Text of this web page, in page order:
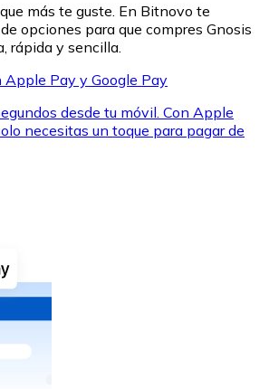
con efectivo en tu tienda más
más te guste. En Bitnovo te
opciones para que compres Gnosis
rápida y sencilla.
Apple Pay y Google Pay
desde tu móvil. Con Apple
necesitas un toque para pagar de